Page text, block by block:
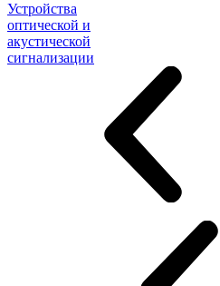
Устройства
оптической и
акустической
сигнализации